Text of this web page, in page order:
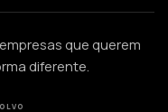
que querem
diferente.